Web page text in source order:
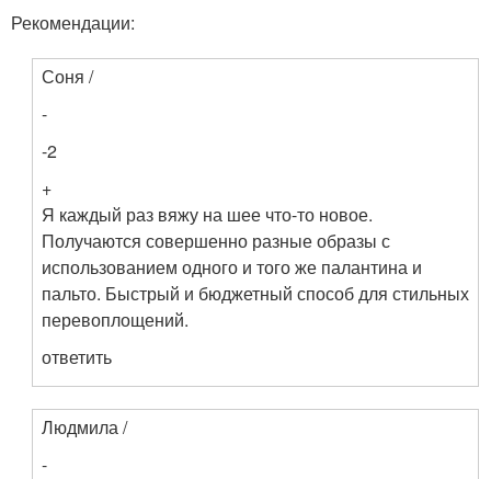
Рекомендации:
Соня /
-
-2
+
Я каждый раз вяжу на шее что-то новое.
Получаются совершенно разные образы с
использованием одного и того же палантина и
пальто. Быстрый и бюджетный способ для стильных
перевоплощений.
ответить
Людмила /
-